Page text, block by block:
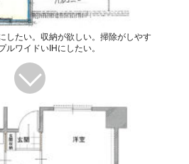
したい。収納が欲しい。掃除がしやす
ルワイドいIHにしたい。